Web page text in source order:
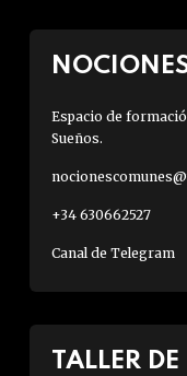
Espacio de
Sueños.
+34 630662527
Canal de Telegram
TALLER